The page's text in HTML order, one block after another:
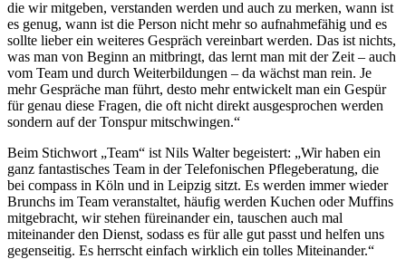
die wir mitgeben, verstanden werden und auch zu merken, wann ist
es genug, wann ist die Person nicht mehr so aufnahmefähig und es
sollte lieber ein weiteres Gespräch vereinbart werden. Das ist nichts,
was man von Beginn an mitbringt, das lernt man mit der Zeit – auch
vom Team und durch Weiterbildungen – da wächst man rein. Je
mehr Gespräche man führt, desto mehr entwickelt man ein Gespür
für genau diese Fragen, die oft nicht direkt ausgesprochen werden
sondern auf der Tonspur mitschwingen.“
Beim Stichwort „Team“ ist Nils Walter begeistert: „Wir haben ein
ganz fantastisches Team in der Telefonischen Pflegeberatung, die
bei compass in Köln und in Leipzig sitzt. Es werden immer wieder
Brunchs im Team veranstaltet, häufig werden Kuchen oder Muffins
mitgebracht, wir stehen füreinander ein, tauschen auch mal
miteinander den Dienst, sodass es für alle gut passt und helfen uns
gegenseitig. Es herrscht einfach wirklich ein tolles Miteinander.“